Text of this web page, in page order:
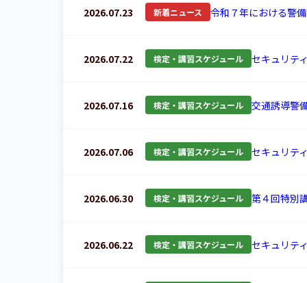
2026.07.23 新着ニュース 令和７年における警
2026.07.22 検定・講習スケジュール セキュリテ
2026.07.16 検定・講習スケジュール 交通誘導警
2026.07.06 検定・講習スケジュール セキュリテ
2026.06.30 検定・講習スケジュール 第４回特別
2026.06.22 検定・講習スケジュール セキュリテ